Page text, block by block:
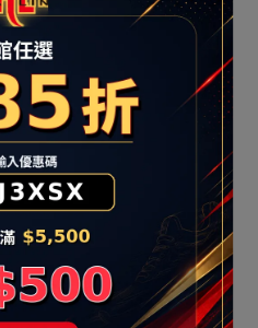
SKECHERS GO WALK 8 女
健走 瞬穿 寬楦 休閒鞋
125935WMVE
NT$3390
añadir al carrito